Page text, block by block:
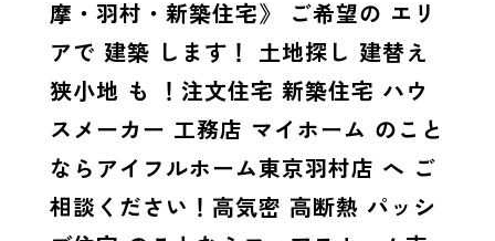
摩・羽村・新築住宅》 ご希望の エリ
アで 建築 します！ 土地探し 建替え
狭小地 も ！注文住宅 新築住宅 ハウ
スメーカー 工務店 マイホーム のこと
ならアイフルホーム東京羽村店 へ ご
相談ください！高気密 高断熱 パッシ